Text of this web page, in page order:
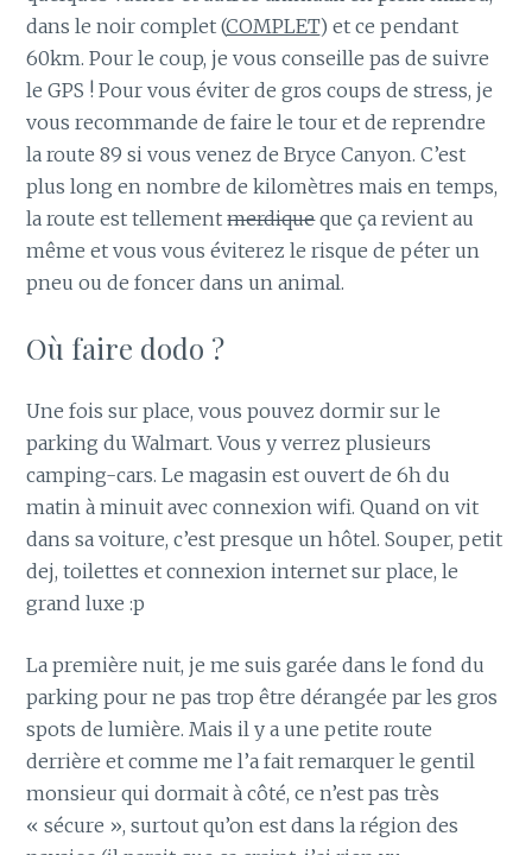
dans le noir complet (COMPLET) et ce pendant
60km. Pour le coup, je vous conseille pas de suivre
le GPS ! Pour vous éviter de gros coups de stress, je
vous recommande de faire le tour et de reprendre
la route 89 si vous venez de Bryce Canyon. C’est
plus long en nombre de kilomètres mais en temps,
la route est tellementmerdiqueque ça revient au
même et vous vous éviterez le risque de péter un
pneu ou de foncer dans un animal.
Où faire dodo ?
Une fois sur place, vous pouvez dormir sur le
parking du Walmart. Vous y verrez plusieurs
camping-cars. Le magasin est ouvert de 6h du
matin à minuit avec connexion wifi. Quand on vit
dans sa voiture, c’est presque un hôtel. Souper, petit
dej, toilettes et connexion internet sur place, le
grand luxe :p
La première nuit, je me suis garée dans le fond du
parking pour ne pas trop être dérangée par les gros
spots de lumière. Mais il y a une petite route
derrière et comme me l’a fait remarquer le gentil
monsieur qui dormait à côté, ce n’est pas très
« sécure », surtout qu’on est dans la région des